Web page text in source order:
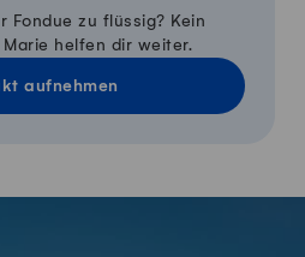
Fondue zu flüssig? Kein
helfen dir weiter.
aufnehmen